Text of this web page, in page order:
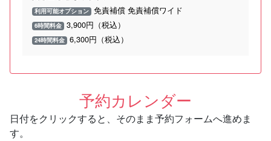
利用可能オプション 免責補償 免責補償ワイド
6時間料金 3,900円（税込）
24時間料金 6,300円（税込）
予約カレンダー
日付をクリックすると、そのまま予約フォームへ進めま
す。